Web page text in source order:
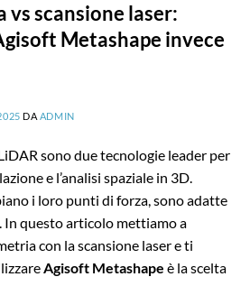
scansione laser:
Metashape invece
DA ADMIN
sono due tecnologie leader per
e l’analisi spaziale in 3D.
i loro punti di forza, sono adatte
In questo articolo mettiamo a
con la scansione laser e ti
Agisoft Metashape è la scelta